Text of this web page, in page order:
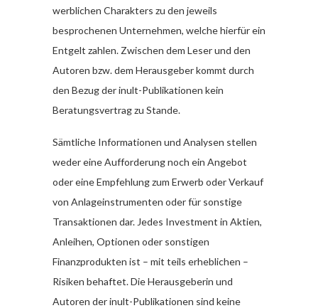
werblichen Charakters zu den jeweils
besprochenen Unternehmen, welche hierfür ein
Entgelt zahlen. Zwischen dem Leser und den
Autoren bzw. dem Herausgeber kommt durch
den Bezug der inult-Publikationen kein
Beratungsvertrag zu Stande.
Sämtliche Informationen und Analysen stellen
weder eine Aufforderung noch ein Angebot
oder eine Empfehlung zum Erwerb oder Verkauf
von Anlageinstrumenten oder für sonstige
Transaktionen dar. Jedes Investment in Aktien,
Anleihen, Optionen oder sonstigen
Finanzprodukten ist – mit teils erheblichen –
Risiken behaftet. Die Herausgeberin und
Autoren der inult-Publikationen sind keine